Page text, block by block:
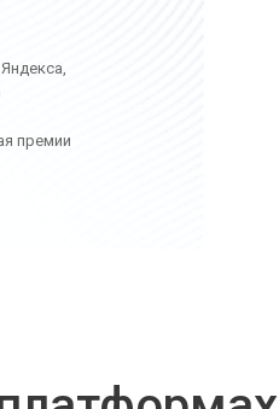
премии